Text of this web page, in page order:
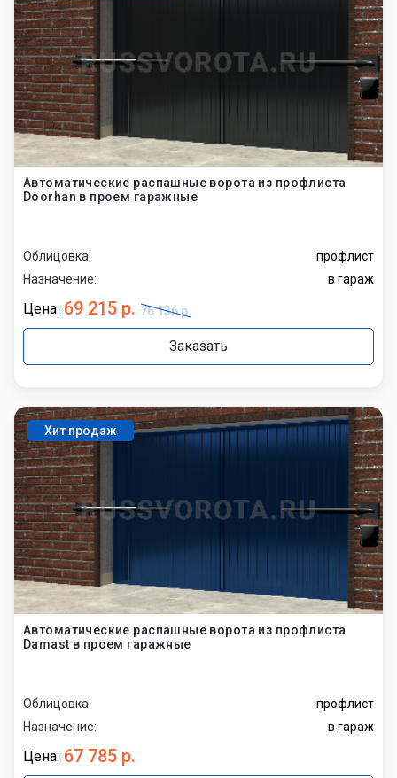
Автоматические распашные ворота из профлиста
Doorhan в проем гаражные
Облицовка:
профлист
Назначение:
в гараж
Цена: 69 215 р. 76 136 р.
Заказать
Хит продаж
Автоматические распашные ворота из профлиста
Damast в проем гаражные
Облицовка:
профлист
Назначение:
в гараж
Цена: 67 785 р.